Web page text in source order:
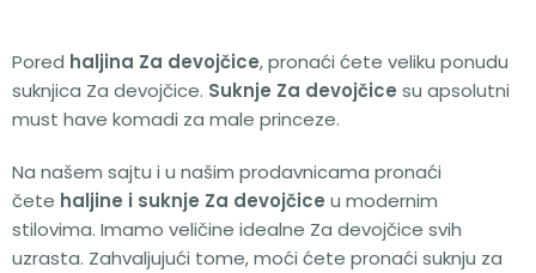
Pored haljina Za devojčice, pronaći ćete veliku ponudu
suknjica Za devojčice. Suknje Za devojčice su apsolutni
must have komadi za male princeze.
Na našem sajtu i u našim prodavnicama pronaći
čete haljine i suknje Za devojčice u modernim
stilovima. Imamo veličine idealne Za devojčice svih
uzrasta. Zahvaljujući tome, moći ćete pronaći suknju za